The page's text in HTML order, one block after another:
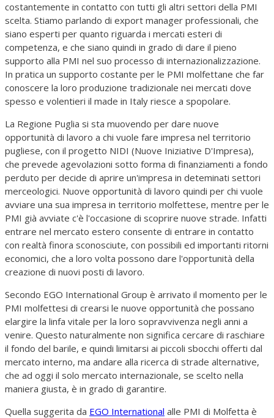
costantemente in contatto con tutti gli altri settori della PMI
scelta. Stiamo parlando di export manager professionali, che
siano esperti per quanto riguarda i mercati esteri di
competenza, e che siano quindi in grado di dare il pieno
supporto alla PMI nel suo processo di internazionalizzazione.
In pratica un supporto costante per le PMI molfettane che far
conoscere la loro produzione tradizionale nei mercati dove
spesso e volentieri il made in Italy riesce a spopolare.
La Regione Puglia si sta muovendo per dare nuove
opportunità di lavoro a chi vuole fare impresa nel territorio
pugliese, con il progetto NIDI (Nuove Iniziative D'Impresa),
che prevede agevolazioni sotto forma di finanziamenti a fondo
perduto per decide di aprire un'impresa in deteminati settori
merceologici. Nuove opportunità di lavoro quindi per chi vuole
avviare una sua impresa in territorio molfettese, mentre per le
PMI già avviate c'è l'occasione di scoprire nuove strade. Infatti
entrare nel mercato estero consente di entrare in contatto
con realtà finora sconosciute, con possibili ed importanti ritorni
economici, che a loro volta possono dare l'opportunità della
creazione di nuovi posti di lavoro.
Secondo EGO International Group è arrivato il momento per le
PMI molfettesi di crearsi le nuove opportunità che possano
elargire la linfa vitale per la loro sopravvivenza negli anni a
venire. Questo naturalmente non significa cercare di raschiare
il fondo del barile, e quindi limitarsi ai piccoli sbocchi offerti dal
mercato interno, ma andare alla ricerca di strade alternative,
che ad oggi il solo mercato internazionale, se scelto nella
maniera giusta, è in grado di garantire.
Quella suggerita da EGO International alle PMI di Molfetta è